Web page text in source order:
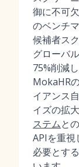
御に不可
のベンチ
候補者ス
グローバ
75%削減
MokaHR
イアンス
イズの拡
ステムと
APIを重視
必要とす